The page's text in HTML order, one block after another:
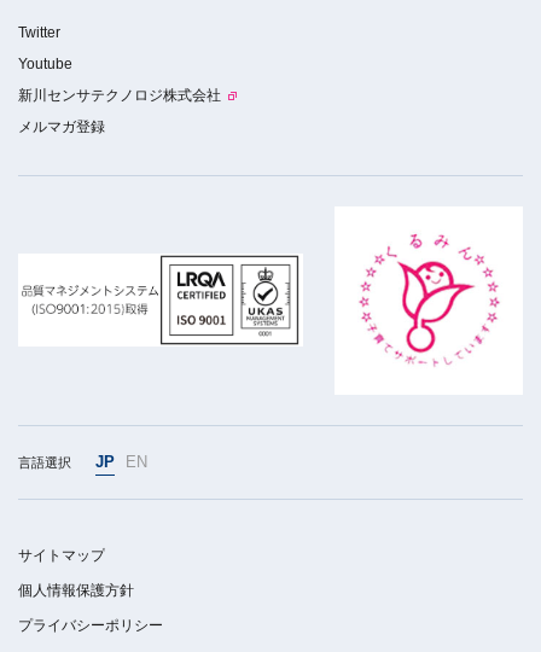
Twitter
Youtube
新川センサテクノロジ株式会社
メルマガ登録
言語選択 JP EN
サイトマップ
個人情報保護方針
プライバシーポリシー